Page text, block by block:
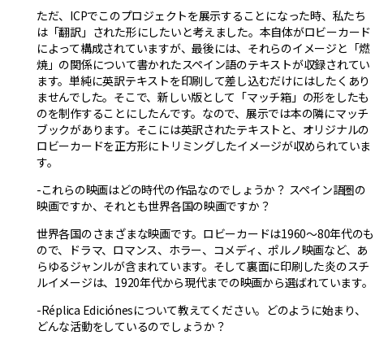
ただ、ICPでこのプロジェクトを展示することになった時、私たち
は「翻訳」された形にしたいと考えました。本自体がロビーカード
によって構成されていますが、最後には、それらのイメージと「燃
焼」の関係について書かれたスペイン語のテキストが収録されてい
ます。単純に英訳テキストを印刷して差し込むだけにはしたくあり
ませんでした。そこで、新しい版として「マッチ箱」の形をしたも
のを制作することにしたんです。なので、展示では本の隣にマッチ
ブックがあります。そこには英訳されたテキストと、オリジナルの
ロビーカードを正方形にトリミングしたイメージが収められていま
す。
-これらの映画はどの時代の作品なのでしょうか？ スペイン語圏の
映画ですか、それとも世界各国の映画ですか？
世界各国のさまざまな映画です。ロビーカードは1960〜80年代のも
ので、ドラマ、ロマンス、ホラー、コメディ、ポルノ映画など、あ
らゆるジャンルが含まれています。そして裏面に印刷した炎のスチ
ルイメージは、1920年代から現代までの映画から選ばれています。
-Réplica Ediciónesについて教えてください。どのように始まり、
どんな活動をしているのでしょうか？